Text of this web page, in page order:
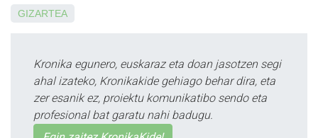
GIZARTEA
Kronika egunero, euskaraz eta doan jasotzen segi
ahal izateko, Kronikakide gehiago behar dira, eta
zer esanik ez, proiektu komunikatibo sendo eta
profesional bat garatu nahi badugu.